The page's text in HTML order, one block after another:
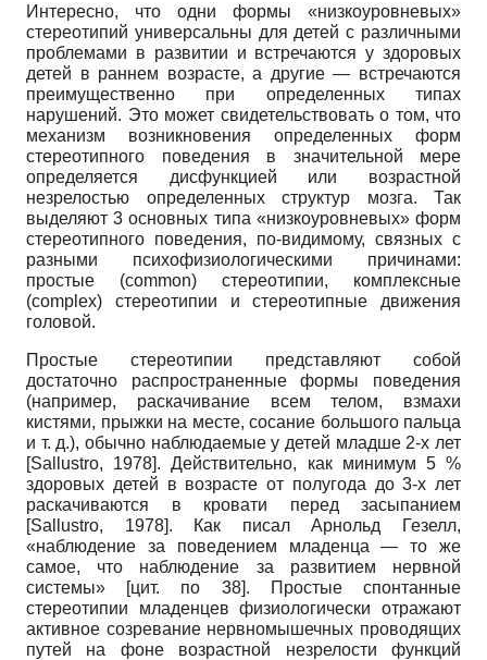
Интересно, что одни формы «низкоуровневых»
стереотипий универсальны для детей с различными
проблемами в развитии и встречаются у здоровых
детей в раннем возрасте, а другие — встречаются
преимущественно при определенных типах
нарушений. Это может свидетельствовать о том, что
механизм возникновения определенных форм
стереотипного поведения в значительной мере
определяется дисфункцией или возрастной
незрелостью определенных структур мозга. Так
выделяют 3 основных типа «низкоуровневых» форм
стереотипного поведения, по-видимому, связных с
разными психофизиологическими причинами:
простые (common) стереотипии, комплексные
(complex) стереотипии и стереотипные движения
головой.
Простые стереотипии представляют собой
достаточно распространенные формы поведения
(например, раскачивание всем телом, взмахи
кистями, прыжки на месте, сосание большого пальца
и т. д.), обычно наблюдаемые у детей младше 2-х лет
[Sallustro, 1978]. Действительно, как минимум 5 %
здоровых детей в возрасте от полугода до 3-х лет
раскачиваются в кровати перед засыпанием
[Sallustro, 1978]. Как писал Арнольд Гезелл,
«наблюдение за поведением младенца — то же
самое, что наблюдение за развитием нервной
системы» [цит. по 38]. Простые спонтанные
стереотипии младенцев физиологически отражают
активное созревание нервно­мышечных проводящих
путей на фоне возрастной незрелости функций